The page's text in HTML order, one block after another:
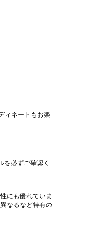
ィネートもお楽
を必ずご確認く
にも優れていま
なるなど特有の